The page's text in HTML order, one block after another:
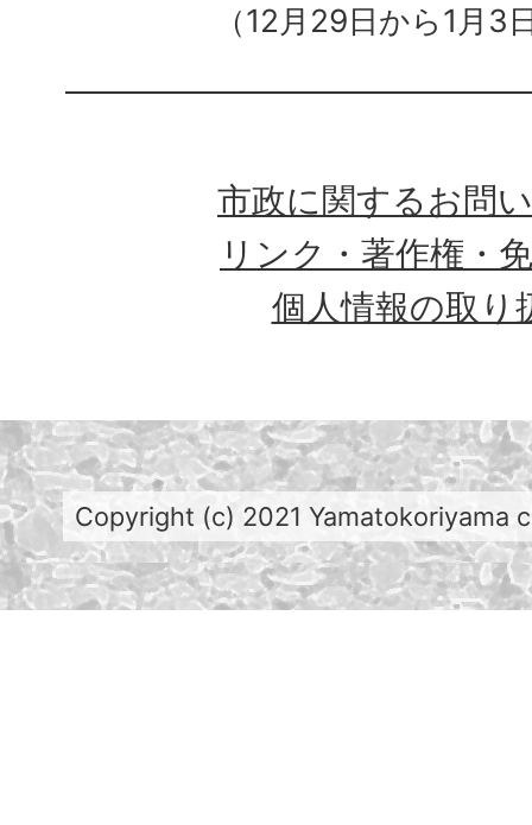
（12月29日から1月3
市政に関するお問
リンク・著作権・
個人情報の取り
Copyright (c) 2021 Yamatokoriyama